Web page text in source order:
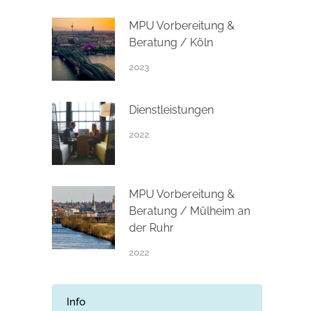
MPU Vorbereitung &
Beratung / Köln
2023
Dienstleistungen
2022
MPU Vorbereitung &
Beratung / Mülheim an
der Ruhr
2022
Info